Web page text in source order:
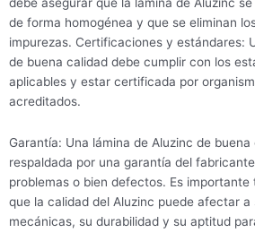
debe asegurar que la lámina de Aluzinc
de forma homogénea y que se eliminan
impurezas. Certificaciones y estándares:
de buena calidad debe cumplir con los
aplicables y estar certificada por
acreditados.
Garantía: Una lámina de Aluzinc de
respaldada por una garantía del
problemas o bien defectos. Es
que la calidad del Aluzinc puede afectar a
mecánicas, su durabilidad y su aptitud